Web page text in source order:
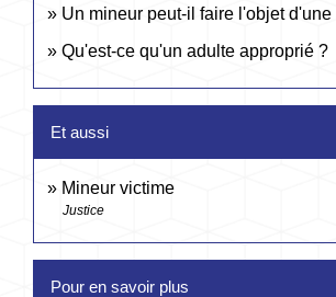
Un mineur peut-il faire l'objet
Qu'est-ce qu'un adulte approprié ?
Et aussi
Mineur victime
Justice
Pour en savoir plus